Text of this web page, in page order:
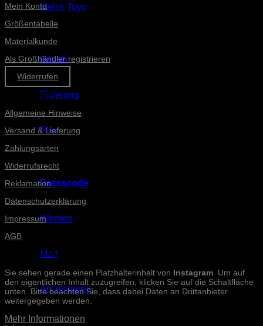
Men's Toys
Fetish
Fixierung
Play
Dresscode
Women
Men
Accessoires
Mein Konto
Größentabelle
Materialkunde
Als Großhändler registrieren
Widerrufen
Informationen
Allgemeine Hinweise
Versand & Lieferung
Zahlungsarten
Widerrufsrecht
Reklamation
Datenschutzerklärung
Impressum
AGB
INSTAGRAM-POSTS
Sie sehen gerade einen Platzhalterinhalt von Instagram . Um auf
den eigentlichen Inhalt zuzugreifen, klicken Sie auf die Schaltfläche
unten. Bitte beachten Sie, dass dabei Daten an Drittanbieter
weitergegeben werden.
Mehr Informationen